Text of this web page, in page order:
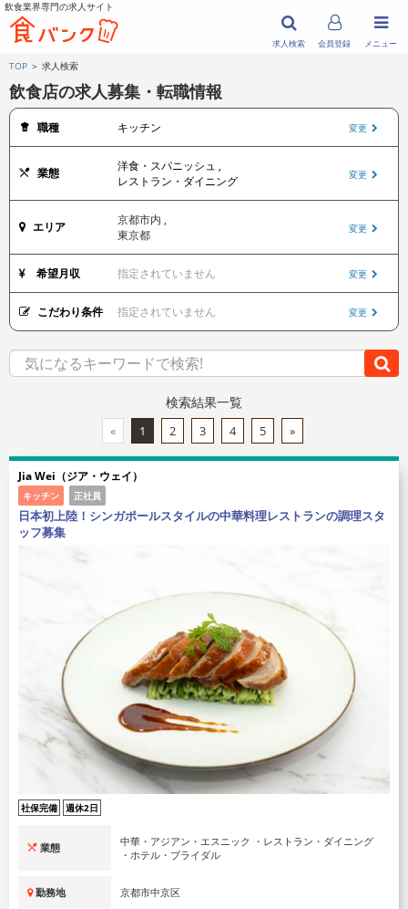
飲食業界専門の求人サイト
メニュー
求人検索 会員登録
TOP ＞ 求人検索
飲食店の求人募集・転職情報
職種 キッチン 変更
業態
洋食・スパニッシュ ,
レストラン・ダイニング
変更
エリア
京都市内 ,
東京都
変更
希望月収 指定されていません 変更
こだわり条件 指定されていません 変更
検索結果一覧
« 1 2 3 4 5 »
Jia Wei（ジア・ウェイ）
キッチン 正社員
日本初上陸！シンガポールスタイルの中華料理レストランの調理スタ
ッフ募集
社保完備 週休2日
業態
中華・アジアン・エスニック ・レストラン・ダイニング
・ホテル・ブライダル
勤務地 京都市中京区